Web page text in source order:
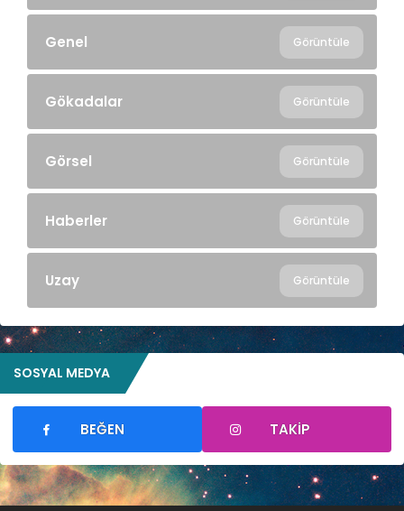
Genel Görüntüle
Gökadalar Görüntüle
Görsel Görüntüle
Haberler Görüntüle
Uzay Görüntüle
SOSYAL MEDYA
BEĞEN TAKIP